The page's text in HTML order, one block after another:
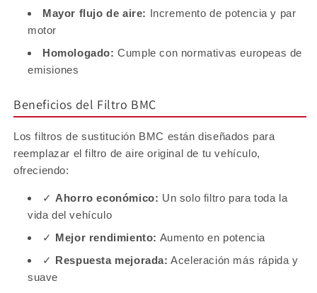
Mayor flujo de aire: Incremento de potencia y par
motor
Homologado: Cumple con normativas europeas de
emisiones
Beneficios del Filtro BMC
Los filtros de sustitución BMC están diseñados para
reemplazar el filtro de aire original de tu vehículo,
ofreciendo:
✓ Ahorro económico: Un solo filtro para toda la
vida del vehículo
✓ Mejor rendimiento: Aumento en potencia
✓ Respuesta mejorada: Aceleración más rápida y
suave